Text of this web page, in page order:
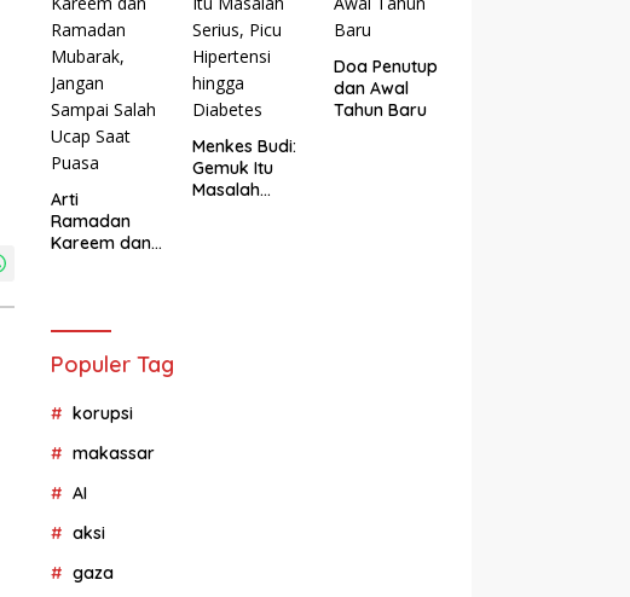
Miroslav
Klose
Arti
Ramadan
Kareem dan
Sampai Salah
Ucap Saat
Puasa
Menkes Budi:
Gemuk Itu
Masalah
Doa Penutup
dan Awal
Tahun Baru
Populer Tag
korupsi
makassar
AI
aksi
gaza